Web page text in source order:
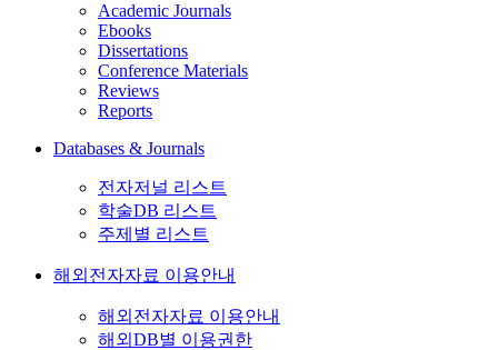
Academic Journals
Ebooks
Dissertations
Conference Materials
Reviews
Reports
Databases & Journals
전자저널 리스트
학술DB 리스트
주제별 리스트
해외전자자료 이용안내
해외전자자료 이용안내
해외DB별 이용권한